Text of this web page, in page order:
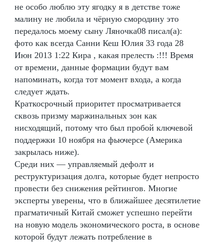
не особо люблю эту ягодку я в детстве тоже
малину не любила и чёрную смородину это
передалось моему сыну Ляночка08 писал(а):
фото как всегда Санни Кеш Юлия 33 года 28
Июн 2013 1:22 Кира , какая прелесть :!!! Время
от времени, данные формации будут вам
напоминать, когда тот момент входа, а когда
следует ждать.
Краткосрочный приоритет просматривается
сквозь призму маржинальных зон как
нисходящий, потому что был пробой ключевой
поддержки 10 ноября на фьючерсе (Америка
закрылась ниже).
Среди них — управляемый дефолт и
реструктуризация долга, которые будет непросто
провести без снижения рейтингов. Многие
эксперты уверены, что в ближайшее десятилетие
прагматичный Китай сможет успешно перейти
на новую модель экономического роста, в основе
которой будут лежать потребление в